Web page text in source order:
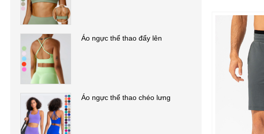
Áo ngực thể thao đẩy lên
Áo ngực thể thao chéo lưng